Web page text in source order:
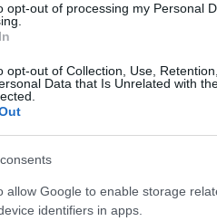
opt-out of processing my Personal
opt-out of Collection, Use,
Data that Is Unrelated with
allow Google to enable storage
identifiers in apps.
της Allwyn
Basketball League